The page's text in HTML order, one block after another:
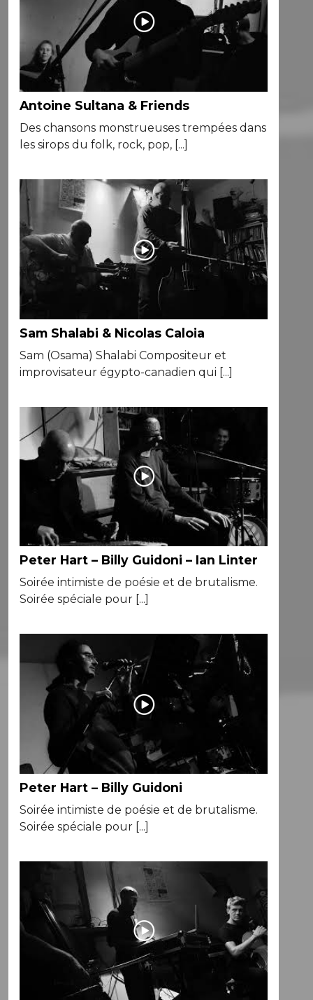
Antoine Sultana & Friends
Des chansons monstrueuses trempées dans
les sirops du folk, rock, pop, [...]
Sam Shalabi & Nicolas Caloia
Sam (Osama) Shalabi Compositeur et
improvisateur égypto-canadien qui [...]
Peter Hart – Billy Guidoni – Ian Linter
Soirée intimiste de poésie et de brutalisme.
Soirée spéciale pour [...]
Peter Hart – Billy Guidoni
Soirée intimiste de poésie et de brutalisme.
Soirée spéciale pour [...]